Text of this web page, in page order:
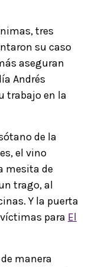
tres
su caso
aseguran
Andrés
trabajo en la
de la
el vino
mesita de
trago, al
Y la puerta
para El
manera